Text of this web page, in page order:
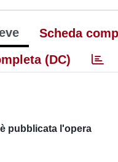
Scheda
(DC)
pubblicata l'opera